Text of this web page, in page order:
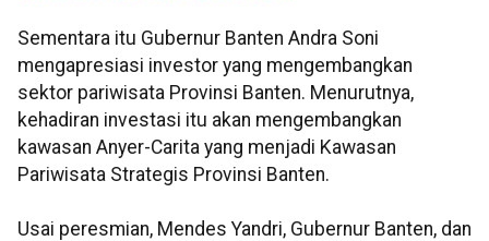
Sementara itu Gubernur Banten Andra Soni
mengapresiasi investor yang mengembangkan
sektor pariwisata Provinsi Banten. Menurutnya,
kehadiran investasi itu akan mengembangkan
kawasan Anyer-Carita yang menjadi Kawasan
Pariwisata Strategis Provinsi Banten.
Usai peresmian, Mendes Yandri, Gubernur Banten, dan